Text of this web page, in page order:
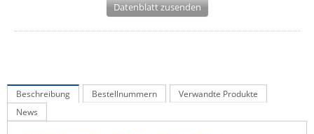
Milesight
Panorama Antennas
PatchSee
Datenblatt zusenden
Beschreibung Bestellnummern
Verwandte Produkte
News